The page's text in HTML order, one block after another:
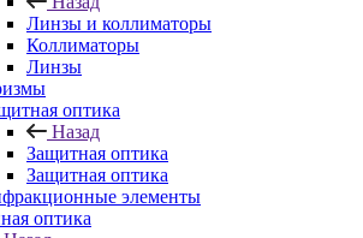
Линзы и коллиматоры
Коллиматоры
Линзы
оптика
Назад
Защитная оптика
Защитная оптика
элементы
оптика